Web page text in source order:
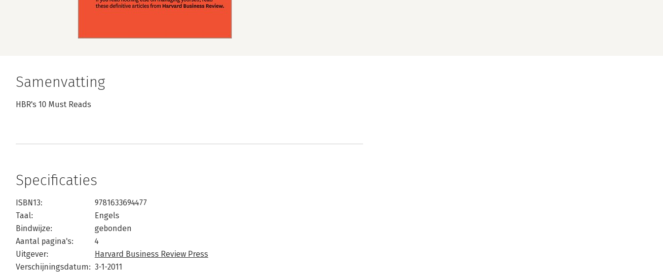
Samenvatting
HBR's 10 Must Reads
Specificaties
ISBN13:
9781633694477
Taal:
Engels
Bindwijze:
gebonden
Aantal pagina's:
4
Uitgever:
Harvard Business Review Press
Verschijningsdatum: 3-1-2011